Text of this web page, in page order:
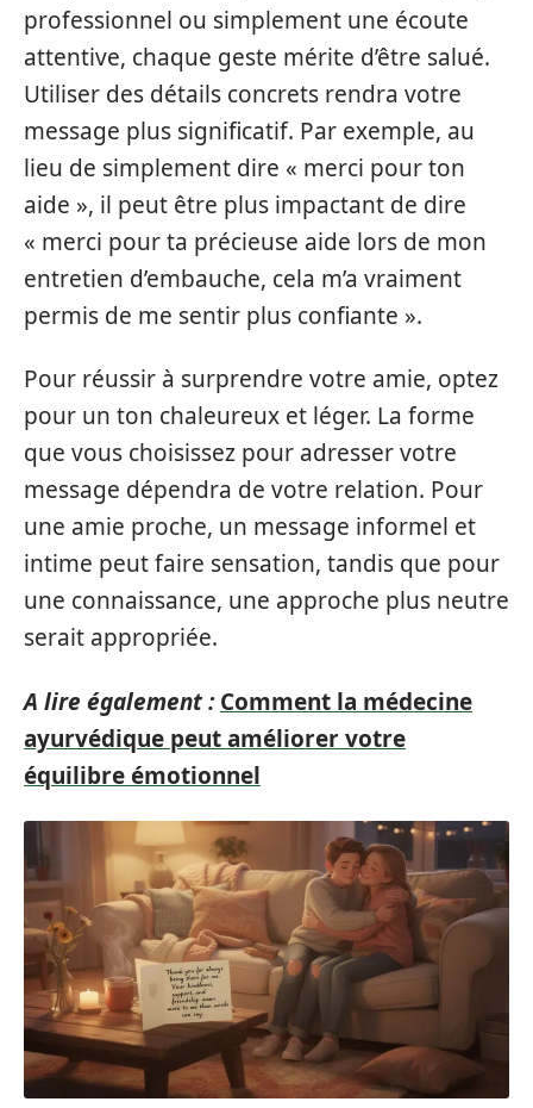
professionnel ou simplement une écoute
attentive, chaque geste mérite d’être salué.
Utiliser des détails concrets rendra votre
message plus significatif. Par exemple, au
lieu de simplement dire « merci pour ton
aide », il peut être plus impactant de dire
« merci pour ta précieuse aide lors de mon
entretien d’embauche, cela m’a vraiment
permis de me sentir plus confiante ».
Pour réussir à surprendre votre amie, optez
pour un ton chaleureux et léger. La forme
que vous choisissez pour adresser votre
message dépendra de votre relation. Pour
une amie proche, un message informel et
intime peut faire sensation, tandis que pour
une connaissance, une approche plus neutre
serait appropriée.
A lire également : Comment la médecine
ayurvédique peut améliorer votre
équilibre émotionnel